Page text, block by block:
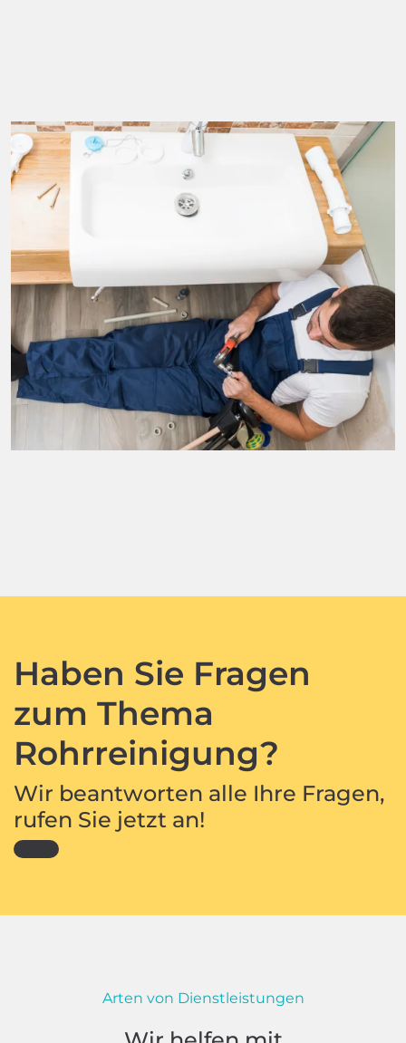
Haben Sie Fragen
zum Thema
Rohrreinigung?
Wir beantworten alle Ihre Fragen,
rufen Sie jetzt an!
Arten von Dienstleistungen